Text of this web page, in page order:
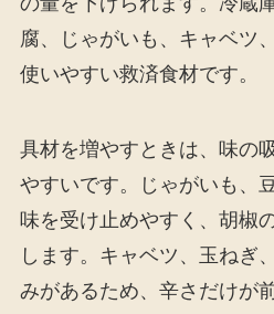
腐、じゃがいも、キャベツ
使いやすい救済食材です。
具材を増やすときは、味の
やすいです。じゃがいも、
味を受け止めやすく、胡椒
します。キャベツ、玉ねぎ
みがあるため、辛さだけが